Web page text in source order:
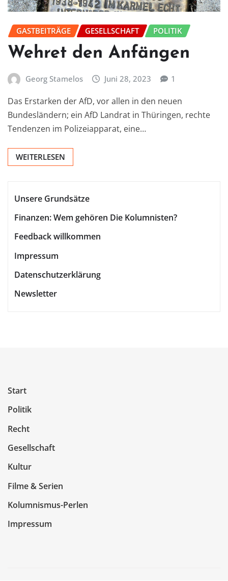
GASTBEITRÄGE GESELLSCHAFT POLITIK
Wehret den Anfängen
Georg Stamelos Juni 28, 2023 1
Das Erstarken der AfD, vor allen in den neuen
Bundesländern; ein AfD Landrat in Thüringen, rechte
Tendenzen im Polizeiapparat, eine…
WEITERLESEN
Unsere Grundsätze
Finanzen: Wem gehören Die Kolumnisten?
Feedback willkommen
Impressum
Datenschutzerklärung
Newsletter
Start
Politik
Recht
Gesellschaft
Kultur
Filme & Serien
Kolumnismus-Perlen
Impressum